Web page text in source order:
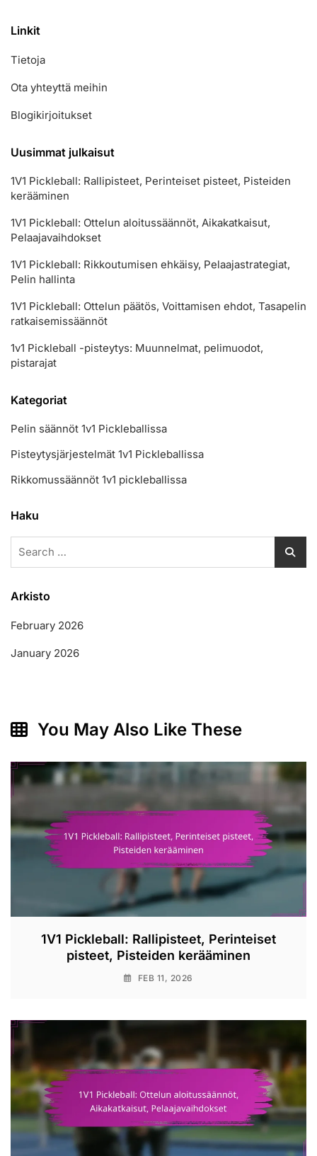
Linkit
Tietoja
Ota yhteyttä meihin
Blogikirjoitukset
Uusimmat julkaisut
1V1 Pickleball: Rallipisteet, Perinteiset pisteet, Pisteiden
kerääminen
1V1 Pickleball: Ottelun aloitussäännöt, Aikakatkaisut,
Pelaajavaihdokset
1V1 Pickleball: Rikkoutumisen ehkäisy, Pelaajastrategiat,
Pelin hallinta
1V1 Pickleball: Ottelun päätös, Voittamisen ehdot, Tasapelin
ratkaisemissäännöt
1v1 Pickleball -pisteytys: Muunnelmat, pelimuodot,
pistarajat
Kategoriat
Pelin säännöt 1v1 Pickleballissa
Pisteytysjärjestelmät 1v1 Pickleballissa
Rikkomussäännöt 1v1 pickleballissa
Haku
Arkisto
February 2026
January 2026
You May Also Like These
1V1 Pickleball: Rallipisteet, Perinteiset
pisteet, Pisteiden kerääminen
FEB 11, 2026